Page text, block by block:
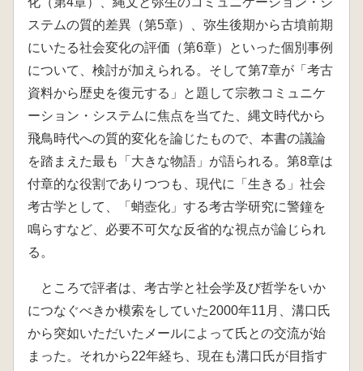
ステムの質的差異（第5章）、弥生後期から古墳前期
にいたる社会変化の評価（第6章）といった個別事例
について、検討が加えられる。そして第7章が「考古
資料から歴史を復元する」と題して宗教コミュニケ
ーション・システムに焦点を当てた、縄文時代から
飛鳥時代への質的変化を論じたもので、本書の議論
を踏まえた最も「大きな物語」が語られる。第8章は
付章的な役割でありつつも、現代に「生きる」社会
考古学として、「蛸壺化」する考古学研究に警鐘を
鳴らすなど、必要不可欠な反省的な視点が論じられ
る。
ところで評者は、考古学と社会学及び哲学をいか
につなぐべきか模索をしていた2000年11月、溝口氏
から突如いただいたメールによって氏との交流が始
まった。それから22年経ち、現在も溝口氏が目指す